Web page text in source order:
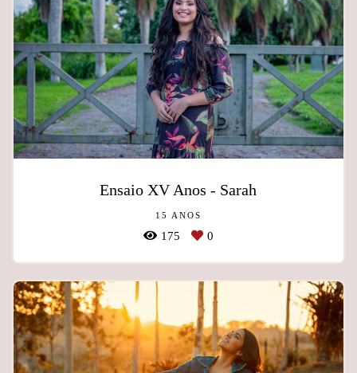
Ensaio XV Anos - Sarah
15 ANOS
175 0